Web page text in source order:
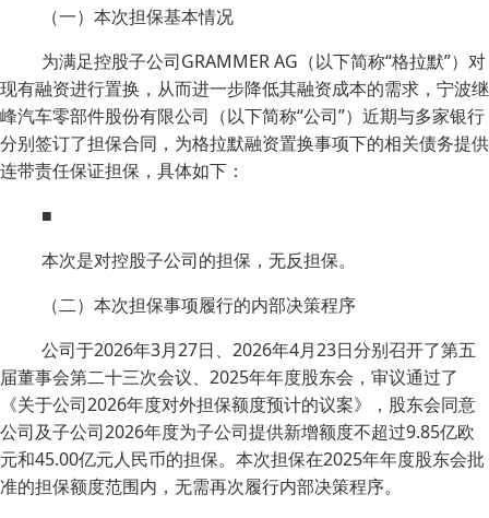
（一）本次担保基本情况
为满足控股子公司GRAMMER AG（以下简称“格拉默”）对
现有融资进行置换，从而进一步降低其融资成本的需求，宁波继
峰汽车零部件股份有限公司（以下简称“公司”）近期与多家银行
分别签订了担保合同，为格拉默融资置换事项下的相关债务提供
连带责任保证担保，具体如下：
■
本次是对控股子公司的担保，无反担保。
（二）本次担保事项履行的内部决策程序
公司于2026年3月27日、2026年4月23日分别召开了第五
届董事会第二十三次会议、2025年年度股东会，审议通过了
《关于公司2026年度对外担保额度预计的议案》，股东会同意
公司及子公司2026年度为子公司提供新增额度不超过9.85亿欧
元和45.00亿元人民币的担保。本次担保在2025年年度股东会批
准的担保额度范围内，无需再次履行内部决策程序。